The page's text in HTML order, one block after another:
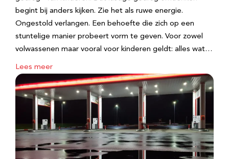
begint bij anders kijken. Zie het als ruwe energie.
Ongestold verlangen. Een behoefte die zich op een
stuntelige manier probeert vorm te geven. Voor zowel
volwassenen maar vooral voor kinderen geldt: alles wat…
Lees meer